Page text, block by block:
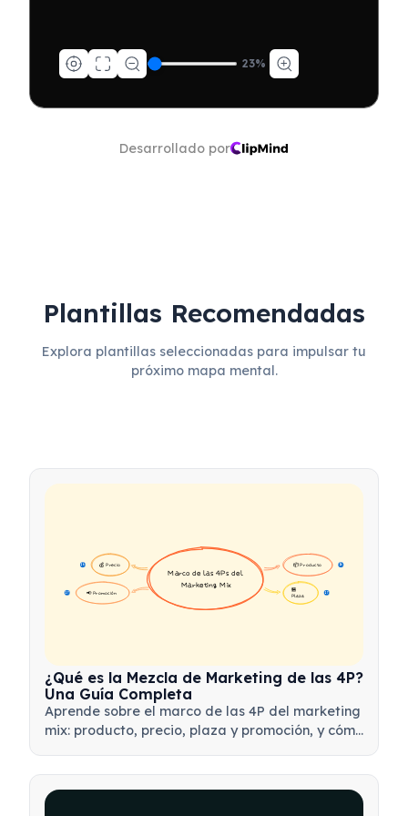
23%
Desarrollado por
Plantillas Recomendadas
Explora plantillas seleccionadas para impulsar tu
próximo mapa mental.
📦 Producto 16
💰 Precio
16
🏪
Plaza
17
📢 Promoción
17
Marco de las 4Ps del
Marketing Mix
¿Qué es la Mezcla de Marketing de las 4P?
Una Guía Completa
Aprende sobre el marco de las 4P del marketing
mix: producto, precio, plaza y promoción, y cómo